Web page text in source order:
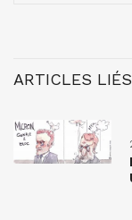
ARTICLES LIÉS